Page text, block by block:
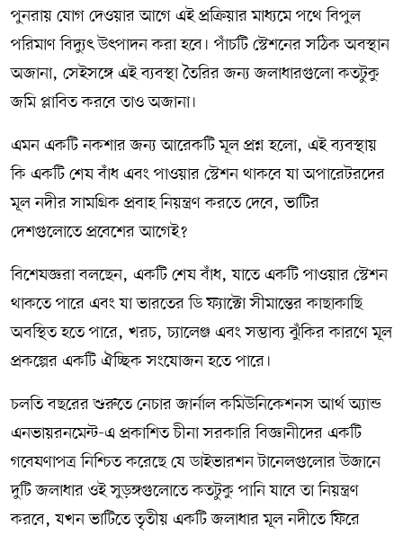
পুনরায় যোগ দেওয়ার আগে এই প্রক্রিয়ার মাধ্যমে পথে বিপুল
পরিমাণ বিদ্যুৎ উৎপাদন করা হবে। পাঁচটি স্টেশনের সঠিক অবস্থান
অজানা, সেইসঙ্গে এই ব্যবস্থা তৈরির জন্য জলাধারগুলো কতটুকু
জমি প্লাবিত করবে তাও অজানা।
এমন একটি নকশার জন্য আরেকটি মূল প্রশ্ন হলো, এই ব্যবস্থায়
কি একটি শেষ বাঁধ এবং পাওয়ার স্টেশন থাকবে যা অপারেটরদের
মূল নদীর সামগ্রিক প্রবাহ নিয়ন্ত্রণ করতে দেবে, ভাটির
দেশগুলোতে প্রবেশের আগেই?
বিশেষজ্ঞরা বলছেন, একটি শেষ বাঁধ, যাতে একটি পাওয়ার স্টেশন
থাকতে পারে এবং যা ভারতের ডি ফ্যাক্টো সীমান্তের কাছাকাছি
অবস্থিত হতে পারে, খরচ, চ্যালেঞ্জ এবং সম্ভাব্য ঝুঁকির কারণে মূল
প্রকল্পের একটি ঐচ্ছিক সংযোজন হতে পারে।
চলতি বছরের শুরুতে নেচার জার্নাল কমিউনিকেশনস আর্থ অ্যান্ড
এনভায়রনমেন্ট-এ প্রকাশিত চীনা সরকারি বিজ্ঞানীদের একটি
গবেষণাপত্র নিশ্চিত করেছে যে ডাইভারশন টানেলগুলোর উজানে
দুটি জলাধার ওই সুড়ঙ্গগুলোতে কতটুকু পানি যাবে তা নিয়ন্ত্রণ
করবে, যখন ভাটিতে তৃতীয় একটি জলাধার মূল নদীতে ফিরে